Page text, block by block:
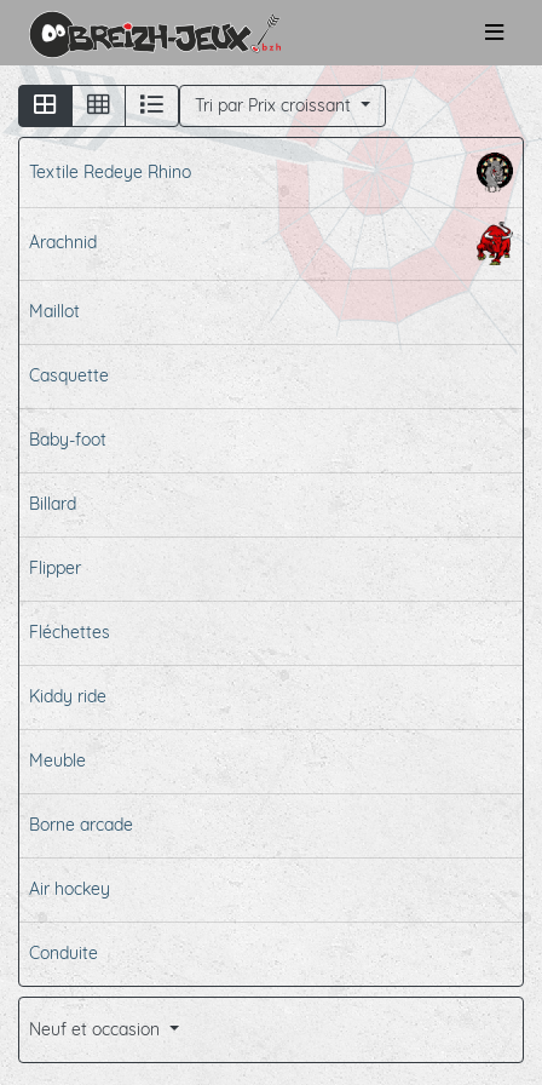
Tri par Prix croissant
Textile Redeye Rhino
Arachnid
Maillot
Casquette
Baby-foot
Billard
Flipper
Fléchettes
Kiddy ride
Meuble
Borne arcade
Air hockey
Conduite
Neuf et occasion